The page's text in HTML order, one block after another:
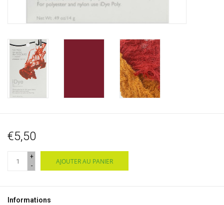
€5,50
+
-
AJOUTER AU PANIER
Informations